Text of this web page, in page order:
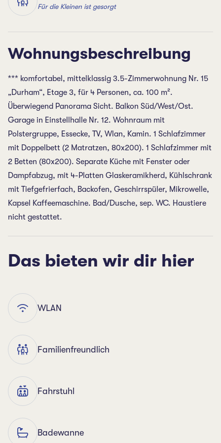
Für die Kleinen ist gesorgt
Wohnungsbeschreibung
*** komfortabel, mittelklassig 3.5-Zimmerwohnung Nr. 15
„Durham“, Etage 3, für 4 Personen, ca. 100 m².
Überwiegend Panorama Sicht. Balkon Süd/West/Ost.
Garage in Einstellhalle Nr. 12. Wohnraum mit
Polstergruppe, Essecke, TV, Wlan, Kamin. 1 Schlafzimmer
mit Doppelbett (2 Matratzen, 80x200). 1 Schlafzimmer mit
2 Betten (80x200). Separate Küche mit Fenster oder
Dampfabzug, mit 4-Platten Glaskeramikherd, Kühlschrank
mit Tiefgefrierfach, Backofen, Geschirrspüler, Mikrowelle,
Kapsel Kaffeemaschine. Bad/Dusche, sep. WC. Haustiere
nicht gestattet.
Das bieten wir dir hier
WLAN
Familienfreundlich
Fahrstuhl
Badewanne